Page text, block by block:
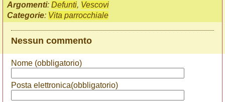
Argomenti: Defunti, Vescovi
Categorie: Vita parrocchiale
Nessun commento
Nome (obbligatorio)
Posta elettronica(obbligatorio)